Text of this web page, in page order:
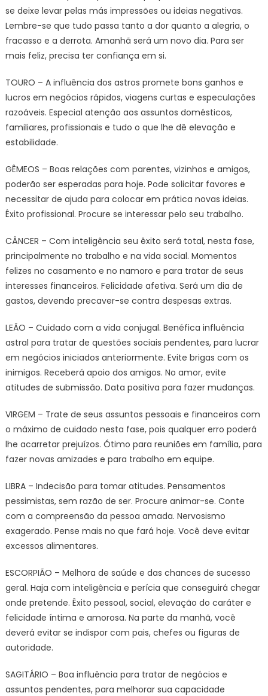
se deixe levar pelas más impressões ou ideias negativas.
Lembre-se que tudo passa tanto a dor quanto a alegria, o
fracasso e a derrota. Amanhã será um novo dia. Para ser
mais feliz, precisa ter confiança em si.
TOURO – A influência dos astros promete bons ganhos e
lucros em negócios rápidos, viagens curtas e especulações
razoáveis. Especial atenção aos assuntos domésticos,
familiares, profissionais e tudo o que lhe dê elevação e
estabilidade.
GÊMEOS – Boas relações com parentes, vizinhos e amigos,
poderão ser esperadas para hoje. Pode solicitar favores e
necessitar de ajuda para colocar em prática novas ideias.
Êxito profissional. Procure se interessar pelo seu trabalho.
CÂNCER – Com inteligência seu êxito será total, nesta fase,
principalmente no trabalho e na vida social. Momentos
felizes no casamento e no namoro e para tratar de seus
interesses financeiros. Felicidade afetiva. Será um dia de
gastos, devendo precaver-se contra despesas extras.
LEÃO – Cuidado com a vida conjugal. Benéfica influência
astral para tratar de questões sociais pendentes, para lucrar
em negócios iniciados anteriormente. Evite brigas com os
inimigos. Receberá apoio dos amigos. No amor, evite
atitudes de submissão. Data positiva para fazer mudanças.
VIRGEM – Trate de seus assuntos pessoais e financeiros com
o máximo de cuidado nesta fase, pois qualquer erro poderá
lhe acarretar prejuízos. Ótimo para reuniões em família, para
fazer novas amizades e para trabalho em equipe.
LIBRA – Indecisão para tomar atitudes. Pensamentos
pessimistas, sem razão de ser. Procure animar-se. Conte
com a compreensão da pessoa amada. Nervosismo
exagerado. Pense mais no que fará hoje. Você deve evitar
excessos alimentares.
ESCORPIÃO – Melhora de saúde e das chances de sucesso
geral. Haja com inteligência e perícia que conseguirá chegar
onde pretende. Êxito pessoal, social, elevação do caráter e
felicidade íntima e amorosa. Na parte da manhã, você
deverá evitar se indispor com pais, chefes ou figuras de
autoridade.
SAGITÁRIO – Boa influência para tratar de negócios e
assuntos pendentes, para melhorar sua capacidade